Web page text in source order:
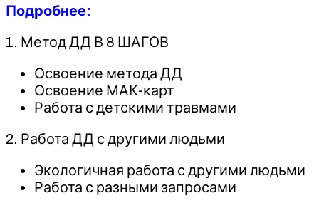
Подробнее:
1. Метод ДД В 8 ШАГОВ
Освоение метода ДД
Освоение МАК-карт
Работа с детскими травмами
2. Работа ДД с другими людьми
Экологичная работа с другими людьми
Работа с разными запросами